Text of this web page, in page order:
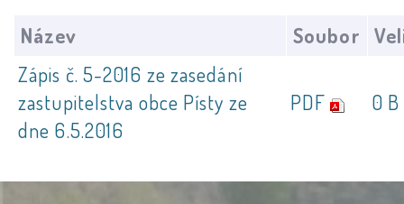
Název Soubor
Zápis č. 5-2016 ze zasedání
zastupitelstva obce Písty ze
dne 6.5.2016
PDF 0 B